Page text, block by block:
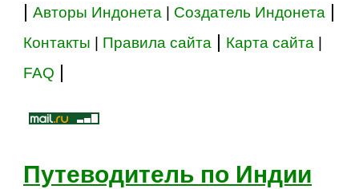
|Авторы Индонета Создатель Индонета
Контакты Правила сайта Карта сайта
FAQ
Путеводитель по Индии